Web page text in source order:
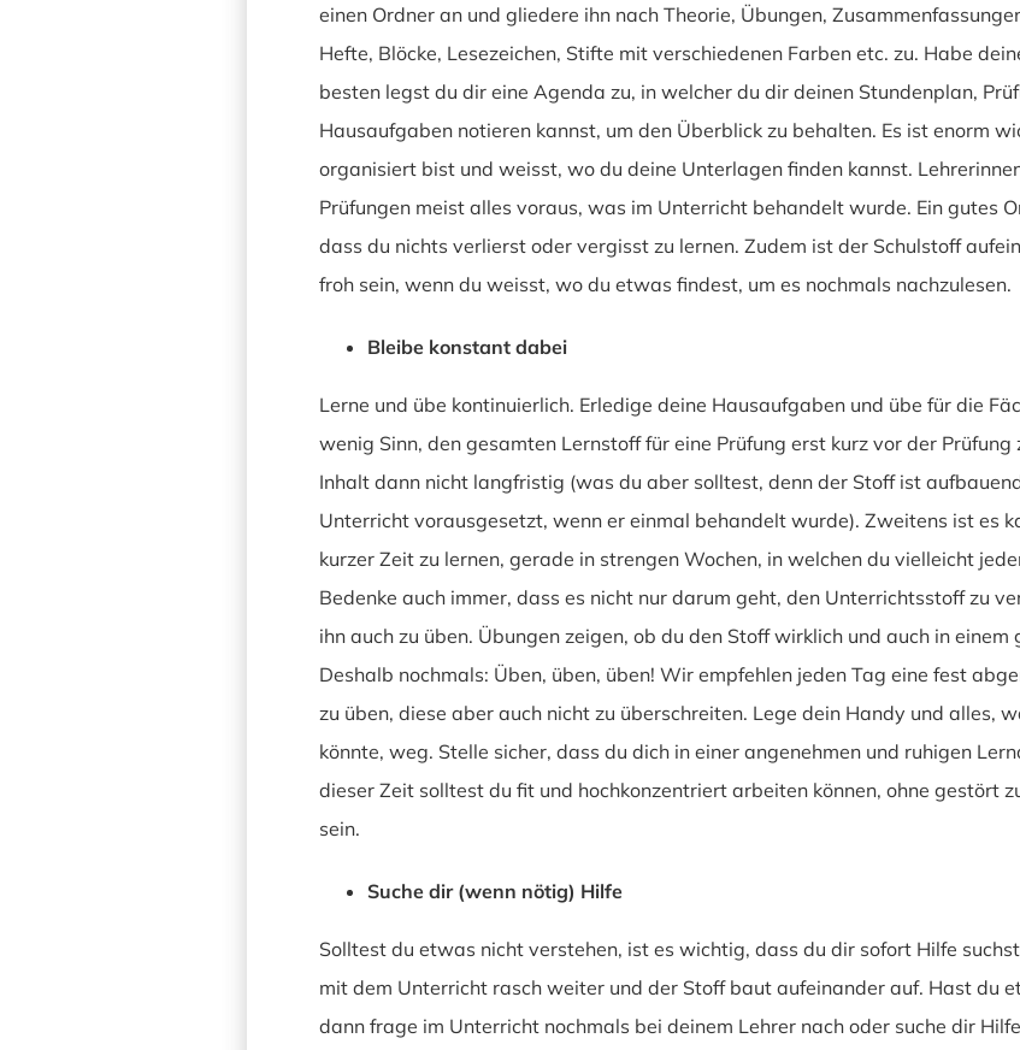
einen Ordner an und gliedere ihn nach Theorie, Übungen,
Hefte, Blöcke, Lesezeichen, Stifte mit verschiedenen Farben etc. zu. Habe
besten legst du dir eine Agenda zu, in welcher du dir deinen Stundenplan,
Hausaufgaben notieren kannst, um den Überblick zu behalten. Es ist enorm
organisiert bist und weisst, wo du deine Unterlagen finden kannst.
Prüfungen meist alles voraus, was im Unterricht behandelt wurde. Ein gutes
dass du nichts verlierst oder vergisst zu lernen. Zudem ist der Schulstoff
froh sein, wenn du weisst, wo du etwas findest, um es nochmals nachzulesen.
Bleibe konstant dabei
Lerne und übe kontinuierlich. Erledige deine Hausaufgaben und übe für die
wenig Sinn, den gesamten Lernstoff für eine Prüfung erst kurz vor der Prüfung
Inhalt dann nicht langfristig (was du aber solltest, denn der Stoff ist
Unterricht vorausgesetzt, wenn er einmal behandelt wurde). Zweitens ist es
kurzer Zeit zu lernen, gerade in strengen Wochen, in welchen du vielleicht
Bedenke auch immer, dass es nicht nur darum geht, den Unterrichtsstoff zu
ihn auch zu üben. Übungen zeigen, ob du den Stoff wirklich und auch in
Deshalb nochmals: Üben, üben, üben! Wir empfehlen jeden Tag eine fest
zu üben, diese aber auch nicht zu überschreiten. Lege dein Handy und alles,
könnte, weg. Stelle sicher, dass du dich in einer angenehmen und ruhigen
dieser Zeit solltest du fit und hochkonzentriert arbeiten können, ohne gestört
sein.
Suche dir (wenn nötig) Hilfe
Solltest du etwas nicht verstehen, ist es wichtig, dass du dir sofort Hilfe
mit dem Unterricht rasch weiter und der Stoff baut aufeinander auf. Hast du
dann frage im Unterricht nochmals bei deinem Lehrer nach oder suche dir